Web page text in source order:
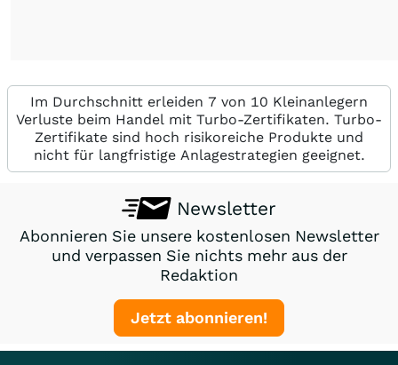
Im Durchschnitt erleiden 7 von 10 Kleinanlegern
Verluste beim Handel mit Turbo-Zertifikaten. Turbo-
Zertifikate sind hoch risikoreiche Produkte und
nicht für langfristige Anlagestrategien geeignet.
Newsletter
Abonnieren Sie unsere kostenlosen Newsletter
und verpassen Sie nichts mehr aus der
Redaktion
Jetzt abonnieren!